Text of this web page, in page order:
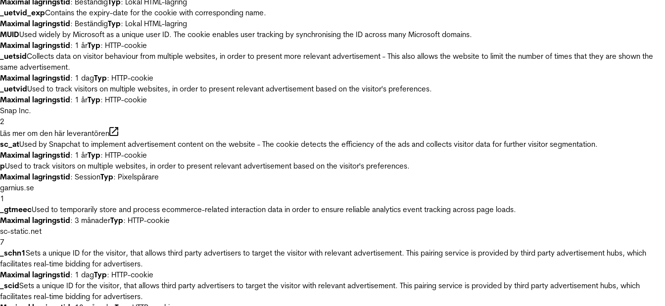
_uetvid_expContains the expiry-date for the cookie with corresponding name.
Maximal lagringstid: BeständigTyp: Lokal HTML-lagring
MUIDUsed widely by Microsoft as a unique user ID. The cookie enables user tracking by synchronising the ID across many Microsoft domains.
Maximal lagringstid: 1 årTyp: HTTP-cookie
_uetsidCollects data on visitor behaviour from multiple websites, in order to present more relevant advertisement - This also allows the website to limit the number of times that they are shown the
same advertisement.
Maximal lagringstid: 1 dagTyp: HTTP-cookie
_uetvidUsed to track visitors on multiple websites, in order to present relevant advertisement based on the visitor's preferences.
Maximal lagringstid: 1 årTyp: HTTP-cookie
Snap Inc.
2
Läs mer om den här leverantören
sc_atUsed by Snapchat to implement advertisement content on the website - The cookie detects the efficiency of the ads and collects visitor data for further visitor segmentation.
Maximal lagringstid: 1 årTyp: HTTP-cookie
pUsed to track visitors on multiple websites, in order to present relevant advertisement based on the visitor's preferences.
Maximal lagringstid: SessionTyp: Pixelspårare
garnius.se
1
_gtmeecUsed to temporarily store and process ecommerce-related interaction data in order to ensure reliable analytics event tracking across page loads.
Maximal lagringstid: 3 månaderTyp: HTTP-cookie
sc-static.net
7
_schn1Sets a unique ID for the visitor, that allows third party advertisers to target the visitor with relevant advertisement. This pairing service is provided by third party advertisement hubs, which
facilitates real-time bidding for advertisers.
Maximal lagringstid: 1 dagTyp: HTTP-cookie
_scidSets a unique ID for the visitor, that allows third party advertisers to target the visitor with relevant advertisement. This pairing service is provided by third party advertisement hubs, which
facilitates real-time bidding for advertisers.